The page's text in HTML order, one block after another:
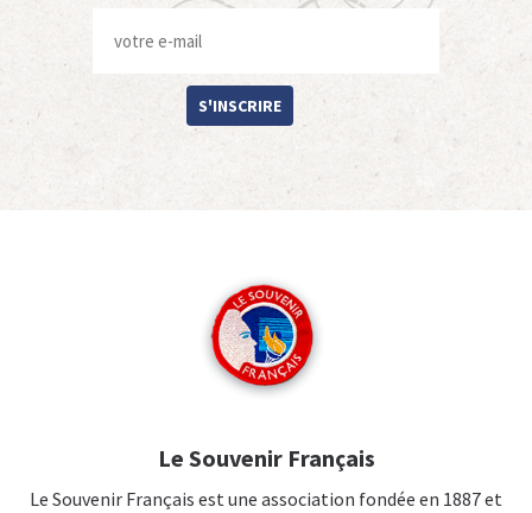
S'INSCRIRE
Le Souvenir Français
Le Souvenir Français est une association fondée en 1887 et